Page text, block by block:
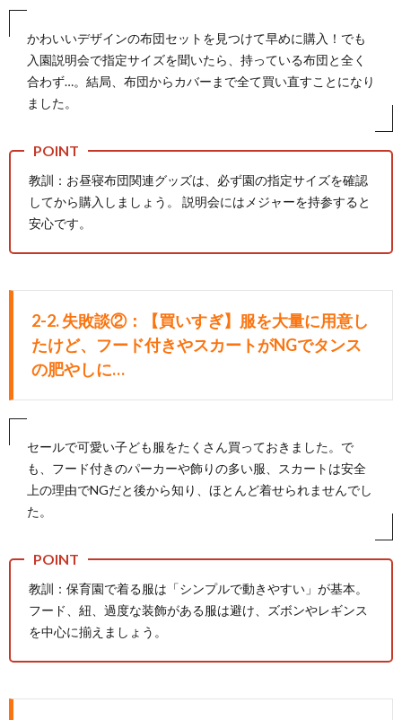
かわいいデザインの布団セットを見つけて早めに購入！でも
入園説明会で指定サイズを聞いたら、持っている布団と全く
合わず…。結局、布団からカバーまで全て買い直すことになり
ました。
教訓：お昼寝布団関連グッズは、必ず園の指定サイズを確認
してから購入しましょう。 説明会にはメジャーを持参すると
安心です。
2-2. 失敗談②：【買いすぎ】服を大量に用意し
たけど、フード付きやスカートがNGでタンス
の肥やしに…
セールで可愛い子ども服をたくさん買っておきました。で
も、フード付きのパーカーや飾りの多い服、スカートは安全
上の理由でNGだと後から知り、ほとんど着せられませんでし
た。
教訓：保育園で着る服は「シンプルで動きやすい」が基本。
フード、紐、過度な装飾がある服は避け、ズボンやレギンス
を中心に揃えましょう。